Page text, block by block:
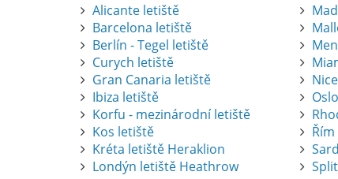
Alicante letiště
Barcelona letiště
Berlín - Tegel letiště
Curych letiště
Gran Canaria letiště
Ibiza letiště
Korfu - mezinárodní letiště
Kos letiště
Kréta letiště Heraklion
Londýn letiště Heathrow
Pronájem auta na letišti
Půjčení auta na letišti v